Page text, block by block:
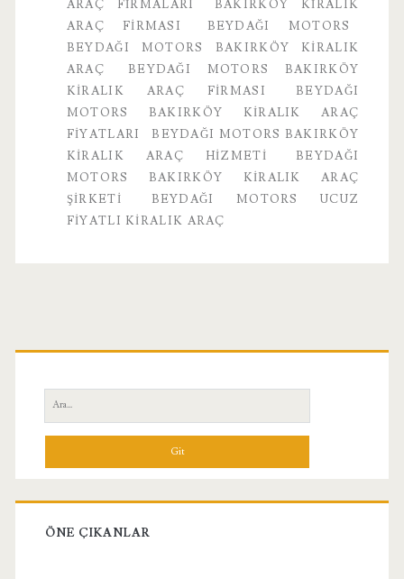
ARAÇ FIRMALARI
BAKIRKÖY KIRALIK
ARAÇ FIRMASI
BEYDAĞI MOTORS
BEYDAĞI MOTORS BAKIRKÖY KIRALIK
ARAÇ
BEYDAĞI MOTORS BAKIRKÖY
KIRALIK ARAÇ FIRMASI
BEYDAĞI
MOTORS BAKIRKÖY KIRALIK ARAÇ
FIYATLARI
BEYDAĞI MOTORS BAKIRKÖY
KIRALIK ARAÇ HIZMETI
BEYDAĞI
MOTORS BAKIRKÖY KIRALIK ARAÇ
ŞIRKETI
BEYDAĞI MOTORS UCUZ
FIYATLI KIRALIK ARAÇ
Birincil
Yan
Menü
Ara:
ÖNE ÇIKANLAR